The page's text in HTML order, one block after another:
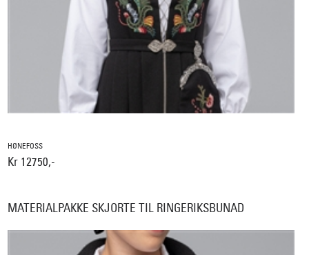
HØNEFOSS
Kr 12750,-
MATERIALPAKKE SKJORTE TIL RINGERIKSBUNAD